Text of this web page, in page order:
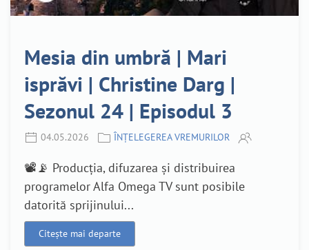
Mesia din umbră | Mari
isprăvi | Christine Darg |
Sezonul 24 | Episodul 3
04.05.2026 ÎNȚELEGEREA VREMURILOR
📽️📡 Producția, difuzarea și distribuirea
programelor Alfa Omega TV sunt posibile
datorită sprijinului...
Citește mai departe